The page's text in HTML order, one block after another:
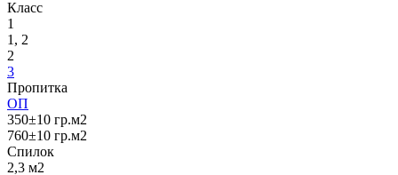
Класс
1
1, 2
2
3
Пропитка
ОП
350±10 гр.м2
760±10 гр.м2
Спилoк
2,3 м2